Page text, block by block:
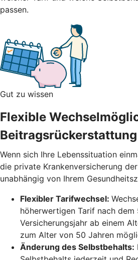
passen.
Gut zu wissen
Flexible
Beitragsrückerstattung
Wenn sich Ihre Lebenssituation
die private Krankenversicherung
unabhängig von Ihrem
Flexibler Tarifwechsel:
höherwertigen Tarif nach dem
Versicherungsjahr ab einem
zum Alter von 50 Jahren
Änderung des Selbstbehalts: